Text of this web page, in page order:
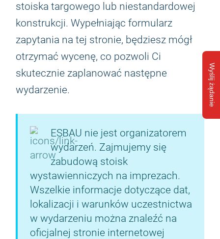
Wyślij żądanie
stoiska targowego lub niestandardowej
konstrukcji. Wypełniając formularz
zapytania na tej stronie, będziesz mógł
otrzymać wycenę, co pozwoli Ci
skutecznie zaplanować następne
wydarzenie.
ESBAU nie jest organizatorem
wydarzeń. Zajmujemy się
zabudową stoisk
wystawienniczych na imprezach.
Wszelkie informacje dotyczące dat,
lokalizacji i warunków uczestnictwa
w wydarzeniu można znaleźć na
oficjalnej stronie internetowej